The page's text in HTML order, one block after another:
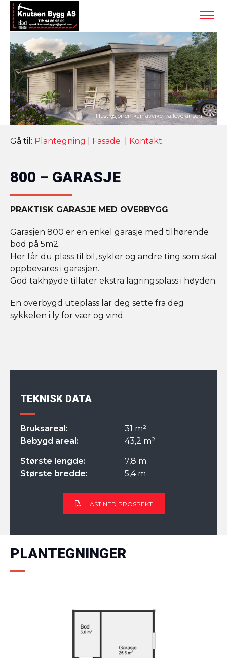
Gå til: Plantegning Fasade Kontakt
800 – GARASJE
PRAKTISK GARASJE MED OVERBYGG
Garasjen 800 er en enkel garasje med tilhørende
bod på 5m2.
Her får du plass til bil, sykler og andre ting som skal
oppbevares i garasjen.
God takhøyde tillater ekstra lagringsplass i høyden.
En overbygd uteplass lar deg sette fra deg
sykkelen i ly for vær og vind.
TEKNISK DATA
Bruksareal:
31 m²
Bebygd areal:
43,2 m²
Største lengde:
7,8 m
Største bredde:
5,4 m
LAST NED PROSPEKT
PLANTEGNINGER